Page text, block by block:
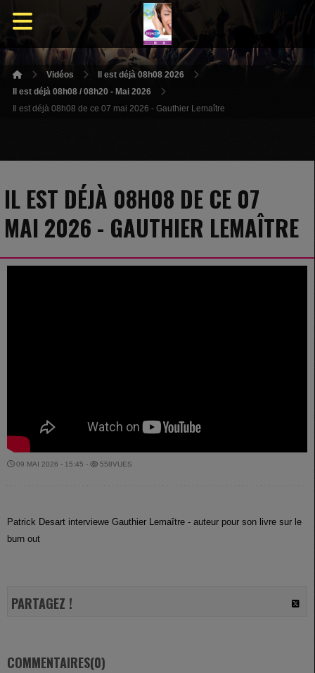
Vidéos
Il est déjà 08h08 2026
Il est déjà 08h08 / 08h20 - Mai 2026
Il est déjà 08h08 de ce 07 mai 2026 - Gauthier Lemaître
IL EST DÉJÀ 08H08 DE CE 07
MAI 2026 - GAUTHIER LEMAÎTRE
09 MAI 2026 - 15:45 - 558VUES
Patrick Desart interviewe Gauthier Lemaître - auteur pour son livre sur le
burn out
PARTAGEZ !
COMMENTAIRES(0)